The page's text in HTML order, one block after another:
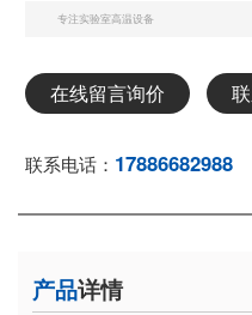
专注实验室高温设备
在线留言询价
联系电话： 17886682988
产品详情